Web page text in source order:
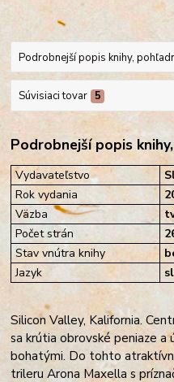
Podrobnejší popis knihy,
Súvisiaci tovar 5
Podrobnejší popis
Vydavateľstvo
Rok vydania
Väzba
Počet strán
Stav vnútra knihy
Jazyk
Silicon Valley, Kalifornia.
sa krútia obrovské peniaze a
bohatými. Do tohto
trileru Arona Maxella s